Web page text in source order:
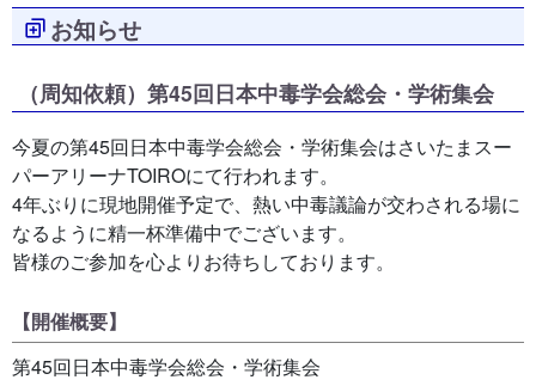
お知らせ
（周知依頼）第45回日本中毒学会総会・学術集会
今夏の第45回日本中毒学会総会・学術集会はさいたまスー
パーアリーナTOIROにて行われます。
4年ぶりに現地開催予定で、熱い中毒議論が交わされる場に
なるように精一杯準備中でございます。
皆様のご参加を心よりお待ちしております。
【開催概要】
第45回日本中毒学会総会・学術集会